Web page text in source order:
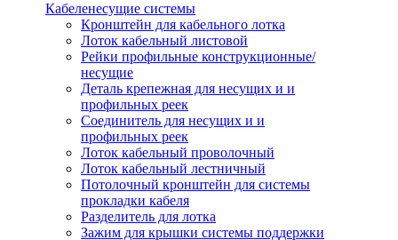
Кабеленесущие системы
Кронштейн для кабельного лотка
Лоток кабельный листовой
Рейки профильные конструкционные/
несущие
Деталь крепежная для несущих и и
профильных реек
Соединитель для несущих и и
профильных реек
Лоток кабельный проволочный
Лоток кабельный лестничный
Потолочный кронштейн для системы
прокладки кабеля
Разделитель для лотка
Зажим для крышки системы поддержки